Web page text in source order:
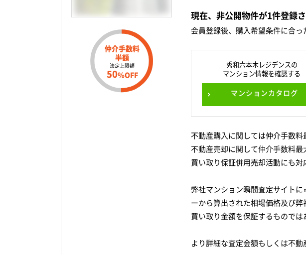
仲介手数料
半額
法定上限額
50%OFF
現在、非公開物件が1件登録
会員登録後、購入希望条件に合っ
秀和六本木レジデンスの
マンション情報を確認する
マンションカタログ
不動産購入に関しては仲介手数
不動産売却に関して仲介手数料最
買い取り保証併用売却活動にも対
弊社マンション瞬間査定サイト
ーから算出された相場価格及び
買い取り金額を保証するものでは
より詳細な査定金額もしくは不